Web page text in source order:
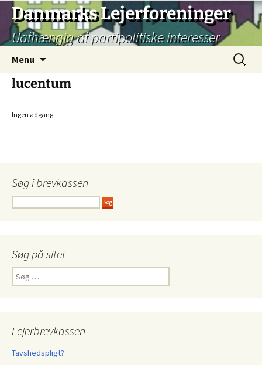
Hop
indhold
Danmarks Lejerforeninger
Uafhængig af partipolitiske interesser
Menu
Søg
efter:
lucentum
Ingen adgang
Søg i brevkassen
Søg på sitet
Søg
efter:
Lejerbrevkassen
Tavshedspligt?